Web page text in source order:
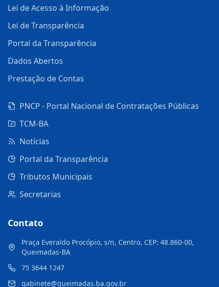
Lei de Acesso à Informação
Lei de Transparência
Portal da Transparência
Dados Abertos
Prestação de Contas
PNCP - Portal Nacional de Contratações Públicas
TCM-BA
Notícias
Portal da Transparência
Tributos Municipais
Secretarias
Contato
Praça Everaldo Procópio, s/n, Centro, CEP: 48.860-00,
Queimadas-BA
75 3644 1247
gabinete@queimadas.ba.gov.br